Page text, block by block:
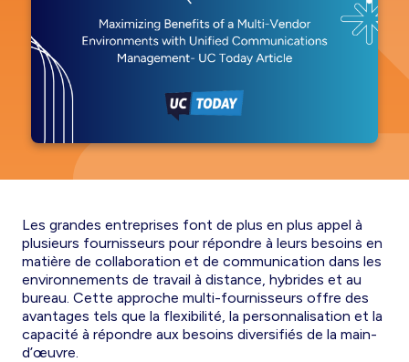
Les grandes entreprises font de plus en plus appel à
plusieurs fournisseurs pour répondre à leurs besoins en
matière de collaboration et de communication dans les
environnements de travail à distance, hybrides et au
bureau. Cette approche multi-fournisseurs offre des
avantages tels que la flexibilité, la personnalisation et la
capacité à répondre aux besoins diversifiés de la main-
d’œuvre.